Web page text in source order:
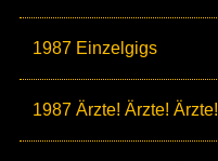
1987 Einzelgigs
1987 Ärzte! Ärzte! Ärzte!